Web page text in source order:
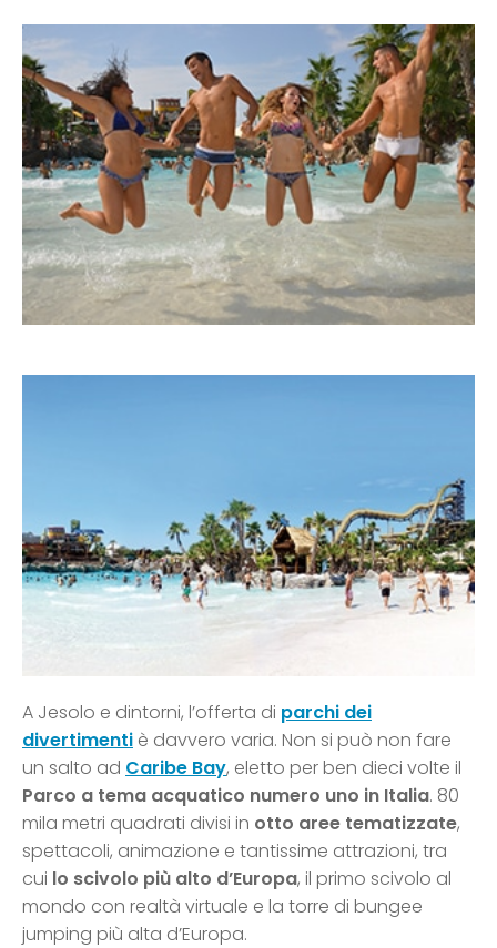
A Jesolo e dintorni, l’offerta di parchi dei
divertimenti è davvero varia. Non si può non fare
un salto ad Caribe Bay, eletto per ben dieci volte il
Parco a tema acquatico numero uno in Italia. 80
mila metri quadrati divisi in otto aree tematizzate,
spettacoli, animazione e tantissime attrazioni, tra
cui lo scivolo più alto d’Europa, il primo scivolo al
mondo con realtà virtuale e la torre di bungee
jumping più alta d’Europa.